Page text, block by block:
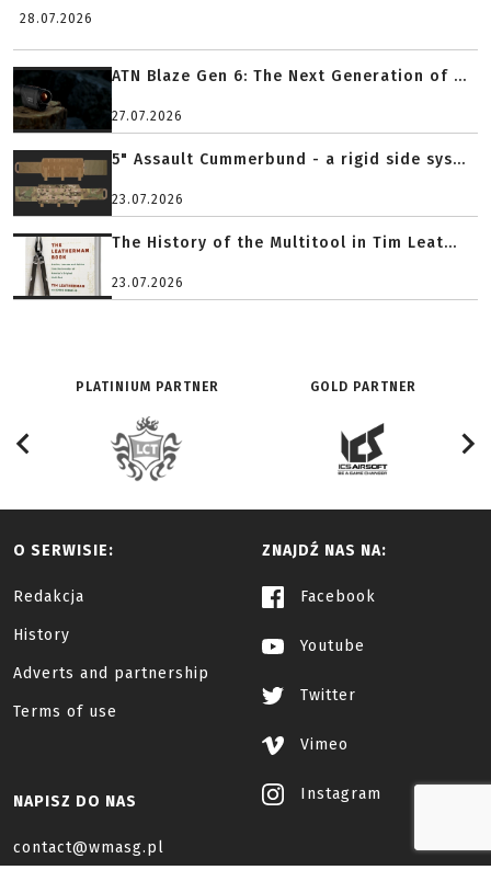
28.07.2026
ATN Blaze Gen 6: The Next Generation of ...
27.07.2026
5" Assault Cummerbund - a rigid side sys...
23.07.2026
The History of the Multitool in Tim Leat...
23.07.2026
PLATINIUM PARTNER GOLD PARTNER
O SERWISIE:
Redakcja
History
Adverts and partnership
Terms of use
ZNAJDŹ NAS NA:
Facebook
Youtube
Twitter
Vimeo
Instagram
NAPISZ DO NAS
contact@wmasg.pl